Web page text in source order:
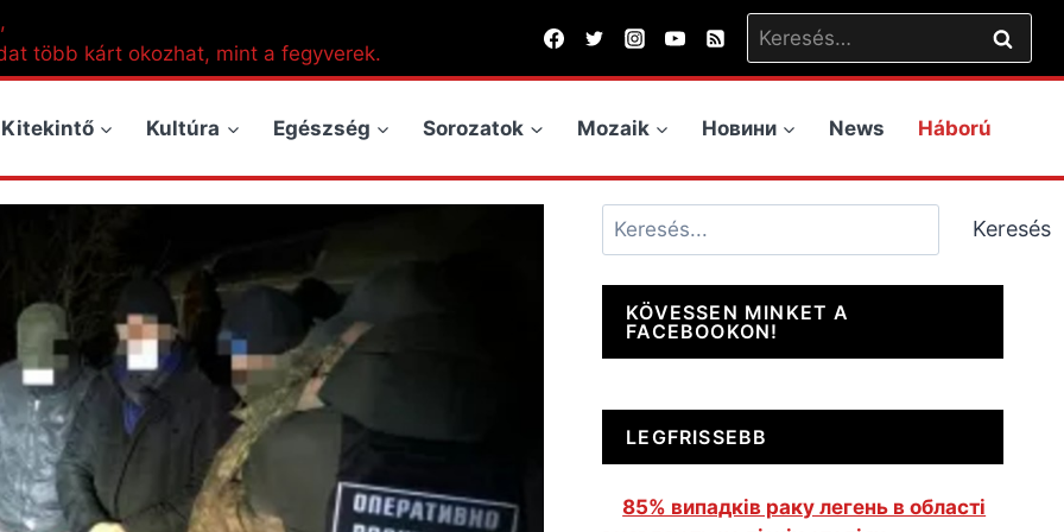
több kárt okozhat, mint a fegyverek.
Keresés:
Kitekintő Kultúra Egészség Sorozatok Mozaik Новини News Háború
Keresés Keresés
KÖVESSEN MINKET A
FACEBOOKON!
LEGFRISSEBB
85% випадків раку легень в області